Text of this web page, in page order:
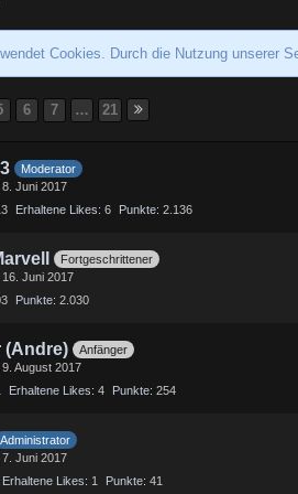
Cookies. Durch die Nutzung unserer
6 7 … 21
Moderator
8. Juni 2017
Erhaltene Likes 6 Punkte 2.136
Fortgeschrittener
16. Juni 2017
Punkte 2.030
(Andre)
Anfänger
August 2017
Erhaltene Likes 4 Punkte 254
Administrator
7. Juni 2017
Erhaltene Likes 1 Punkte 41